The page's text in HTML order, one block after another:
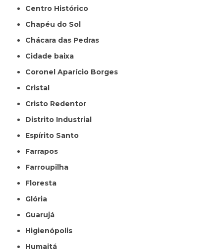
Centro Histórico
Chapéu do Sol
Chácara das Pedras
Cidade baixa
Coronel Aparício Borges
Cristal
Cristo Redentor
Distrito Industrial
Espírito Santo
Farrapos
Farroupilha
Floresta
Glória
Guarujá
Higienópolis
Humaitá